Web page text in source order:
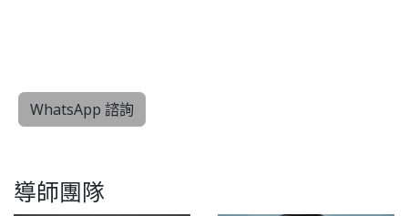
WhatsApp 諮詢
導師團隊